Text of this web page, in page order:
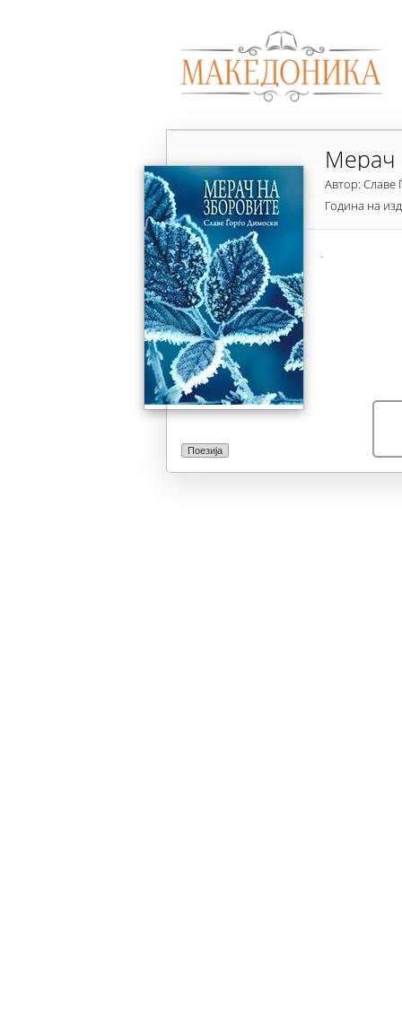
Поезија
Мерач
Автор: Славе
Година на
.